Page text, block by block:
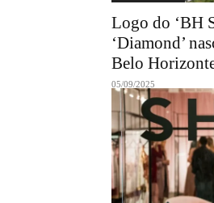
Logo do ‘BH
‘Diamond’
Belo
05/09/2025